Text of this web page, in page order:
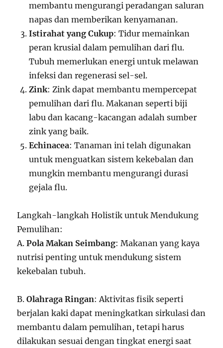
membantu mengurangi peradangan saluran
napas dan memberikan kenyamanan.
Istirahat yang Cukup: Tidur memainkan
peran krusial dalam pemulihan dari flu.
Tubuh memerlukan energi untuk melawan
infeksi dan regenerasi sel-sel.
Zink: Zink dapat membantu mempercepat
pemulihan dari flu. Makanan seperti biji
labu dan kacang-kacangan adalah sumber
zink yang baik.
Echinacea: Tanaman ini telah digunakan
untuk menguatkan sistem kekebalan dan
mungkin membantu mengurangi durasi
gejala flu.
Langkah-langkah Holistik untuk Mendukung
Pemulihan:
A.Pola Makan Seimbang: Makanan yang kaya
nutrisi penting untuk mendukung sistem
kekebalan tubuh.
B.Olahraga Ringan: Aktivitas fisik seperti
berjalan kaki dapat meningkatkan sirkulasi dan
membantu dalam pemulihan, tetapi harus
dilakukan sesuai dengan tingkat energi saat